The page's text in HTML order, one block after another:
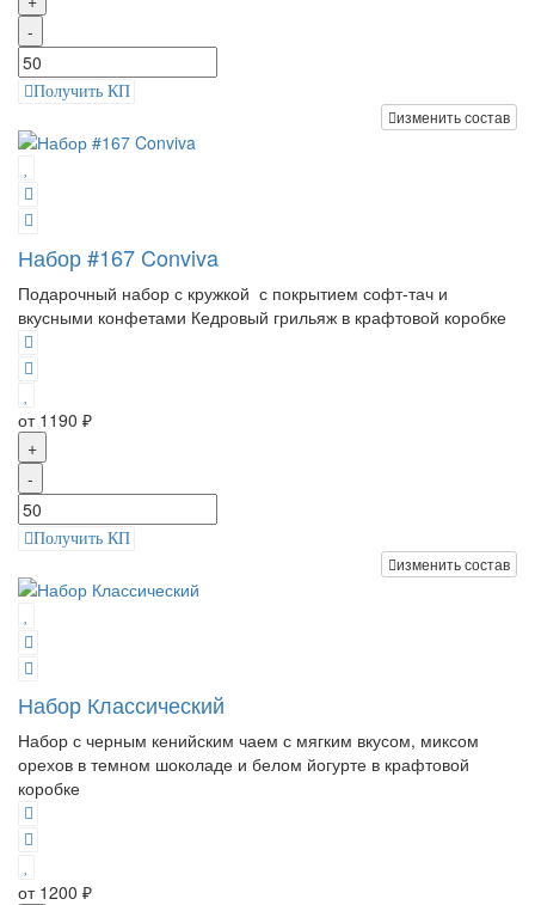
-
Получить КП
изменить состав
Набор #167 Conviva
Подарочный набор с кружкой с покрытием софт-тач и
вкусными конфетами Кедровый грильяж в крафтовой коробке
от 1190 ₽
+
-
Получить КП
изменить состав
Набор Классический
Набор с черным кенийским чаем с мягким вкусом, миксом
орехов в темном шоколаде и белом йогурте в крафтовой
коробке
от 1200 ₽